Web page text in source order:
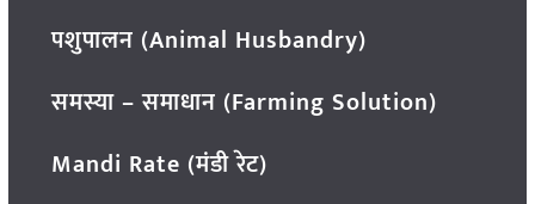
पशुपालन (Animal Husbandry)
समस्या – समाधान (Farming Solution)
Mandi Rate (मंडी रेट)